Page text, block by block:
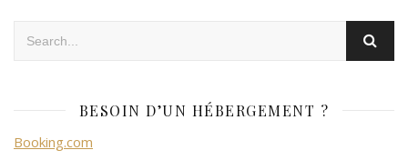
BESOIN D’UN HÉBERGEMENT ?
Booking.com